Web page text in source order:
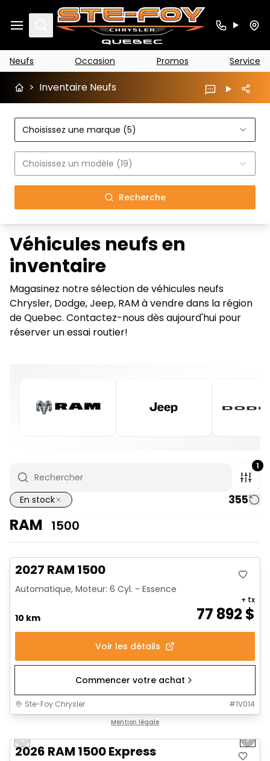
Search
Neufs Occasion Promos Service
> Inventaire Neufs
Choisissez une marque (5)
Choisissez un modèle (19)
Recherche
Véhicules neufs en
inventaire
Magasinez notre sélection de véhicules neufs
Chrysler, Dodge, Jeep, RAM à vendre dans la région
de Quebec. Contactez-nous dès aujourd'hui pour
réserver un essai routier!
1
En stock 355
RAM 1500
En stock
2027 RAM 1500
Automatique, Moteur: 6 Cyl. - Essence
10 km 77 892 $
+ tx
Voir les détails
Commencer votre achat
Ste-Foy Chrysler #1V014
Mention légale
Previous slide Next
2026 RAM 1500 Express